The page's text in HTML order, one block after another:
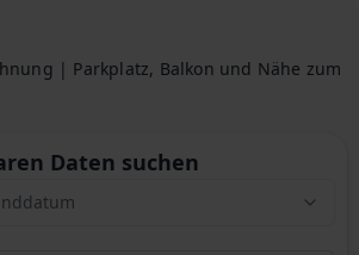
| Parkplatz, Balkon und Nähe zum
Daten suchen